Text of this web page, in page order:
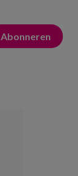
Abonneren